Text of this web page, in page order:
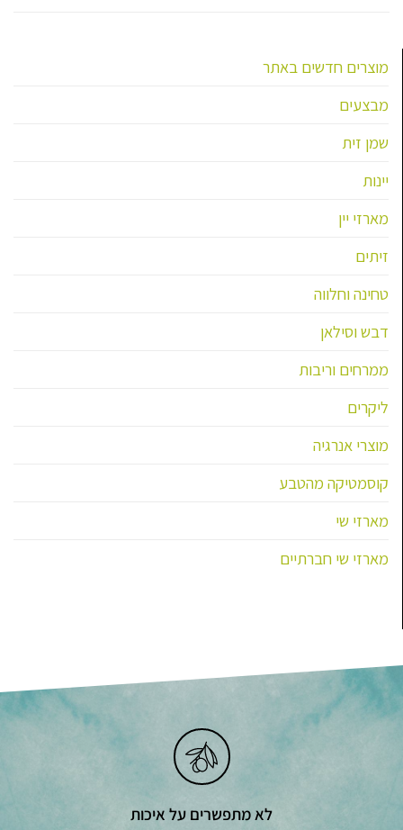
מוצרים חדשים באתר
מבצעים
שמן זית
יינות
מארזי יין
זיתים
טחינה וחלווה
דבש וסילאן
ממרחים וריבות
ליקרים
מוצרי אנרגיה
קוסמטיקה מהטבע
מארזי שי
מארזי שי חברתיים
לא מתפשרים על איכות